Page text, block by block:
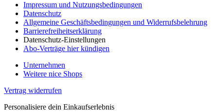
Impressum und Nutzungsbedingungen
Datenschutz
Allgemeine Geschäftsbedingungen und Widerrufsbelehrung
Barrierefreiheitserklärung
Datenschutz-Einstellungen
Abo-Verträge hier kündigen
Unternehmen
Weitere nice Shops
Vertrag widerrufen
Personalisiere dein Einkaufserlebnis